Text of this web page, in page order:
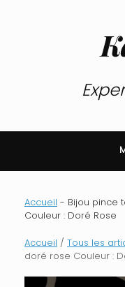
Accueil - Bijou pince
Couleur : Doré Rose
Accueil / Tous les
doré rose Couleur :